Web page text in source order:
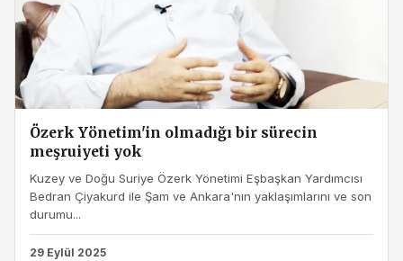
Özerk Yönetim'in olmadığı bir sürecin
meşruiyeti yok
Kuzey ve Doğu Suriye Özerk Yönetimi Eşbaşkan Yardımcısı
Bedran Çiyakurd ile Şam ve Ankara'nın yaklaşımlarını ve son
durumu...
29 Eylül 2025